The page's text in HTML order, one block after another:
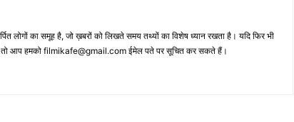
लोगों का समूह है, जो ख़बरों को लिखते समय तथ्‍यों का विशेष ध्‍यान रखता है। यदि फिर भी
तो आप हमको filmikafe@gmail.com ईमेल पते पर सूचित कर सकते हैं।